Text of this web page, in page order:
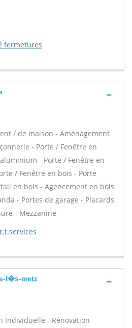
fermetures
/ de maison - Aménagement
- Porte / Fenêtre en
- Porte / Fenêtre en
/ Fenêtre en bois - Porte
en bois - Agencement en bois
- Portes de garage - Placards
- Mezzanine -
l�s-metz
Individuelle - Rénovation